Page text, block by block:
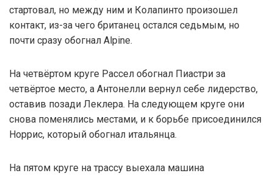
стартовал, но между ним и Колапинто произошел
контакт, из-за чего британец остался седьмым, но
почти сразу обогнал Alpine.
На четвёртом круге Рассел обогнал Пиастри за
четвёртое место, а Антонелли вернул себе лидерство,
оставив позади Леклера. На следующем круге они
снова поменялись местами, и к борьбе присоединился
Норрис, который обогнал итальянца.
На пятом круге на трассу выехала машина